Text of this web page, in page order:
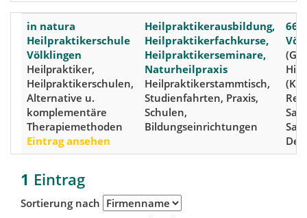
in natura
Heilpraktikerschule
Völklingen
Heilpraktiker,
Heilpraktikerschulen,
Alternative u.
komplementäre
Therapiemethoden
Eintrag ansehen
Heilpraktikerausbildung,
Heilpraktikerfachkurse,
Heilpraktikerseminare,
Naturheilpraxis
Heilpraktikerstammtisch,
Studienfahrten, Praxis,
Schulen,
Bildungseinrichtungen
1 Eintrag
Sortierung nach